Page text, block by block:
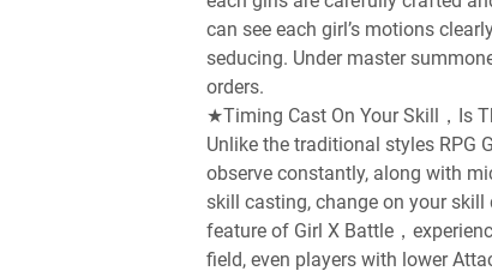
can see each girl’s motions
seducing. Under master
orders.
★Timing Cast On Your Skill，Is
Unlike the traditional styles RPG
observe constantly, along with
skill casting, change on your skill
feature of Girl X Battle，
field, even players with lower